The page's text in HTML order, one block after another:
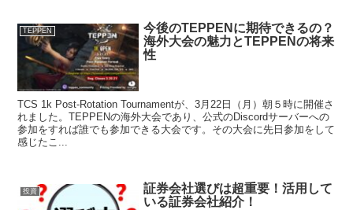
TEPPEN
今後のTEPPENに期待できるの？
海外大会の魅力とTEPPENの将来
性
TCS 1k Post-Rotation Tournamentが、3月22日（月）朝５時に開催さ
れました。TEPPENの海外大会であり、公式のDiscordサーバーへの
参加をすれば誰でも参加できる大会です。その大会に先日参加をして
感じたこ...
投資
証券会社選びは超重要！活用して
いる証券会社紹介！